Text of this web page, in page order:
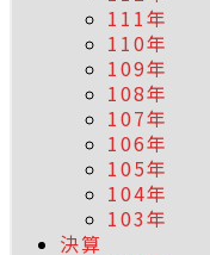
111年
110年
109年
108年
107年
106年
105年
104年
103年
決算